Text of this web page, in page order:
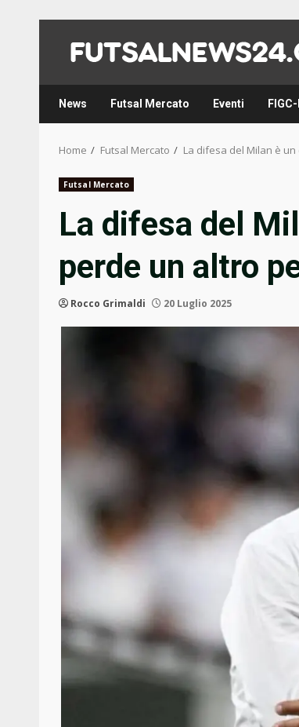
content
News Futsal Mercato Eventi
Home Futsal Mercato La difesa del Milan è
Futsal Mercato
La difesa del
perde un altro
Rocco Grimaldi 20 Luglio 2025